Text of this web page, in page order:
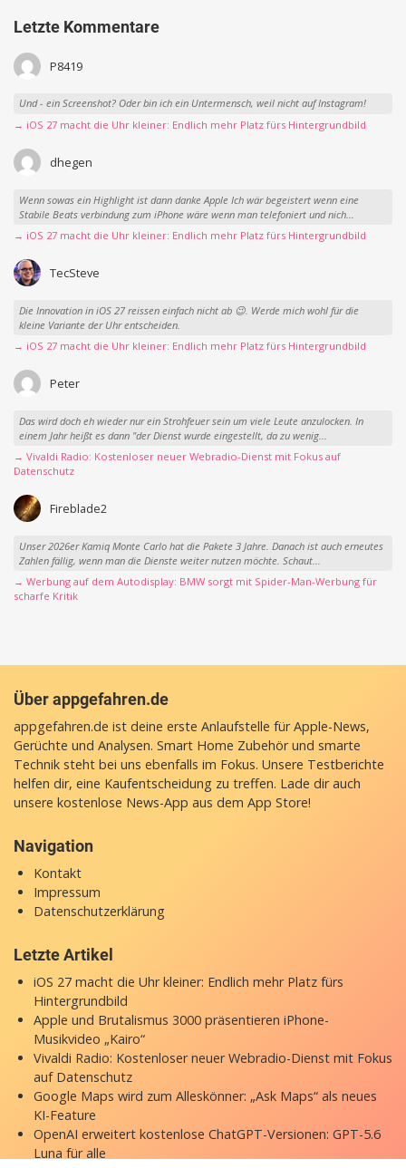
Letzte Kommentare
P8419
Und - ein Screenshot? Oder bin ich ein Untermensch, weil nicht auf Instagram!
→ iOS 27 macht die Uhr kleiner: Endlich mehr Platz fürs Hintergrundbild
dhegen
Wenn sowas ein Highlight ist dann danke Apple Ich wär begeistert wenn eine
Stabile Beats verbindung zum iPhone wäre wenn man telefoniert und nich...
→ iOS 27 macht die Uhr kleiner: Endlich mehr Platz fürs Hintergrundbild
TecSteve
Die Innovation in iOS 27 reissen einfach nicht ab 😉. Werde mich wohl für die
kleine Variante der Uhr entscheiden.
→ iOS 27 macht die Uhr kleiner: Endlich mehr Platz fürs Hintergrundbild
Peter
Das wird doch eh wieder nur ein Strohfeuer sein um viele Leute anzulocken. In
einem Jahr heißt es dann "der Dienst wurde eingestellt, da zu wenig...
→ Vivaldi Radio: Kostenloser neuer Webradio-Dienst mit Fokus auf
Datenschutz
Fireblade2
Unser 2026er Kamiq Monte Carlo hat die Pakete 3 Jahre. Danach ist auch erneutes
Zahlen fällig, wenn man die Dienste weiter nutzen möchte. Schaut...
→ Werbung auf dem Autodisplay: BMW sorgt mit Spider-Man-Werbung für
scharfe Kritik
Über appgefahren.de
appgefahren.de ist deine erste Anlaufstelle für Apple-News,
Gerüchte und Analysen. Smart Home Zubehör und smarte
Technik steht bei uns ebenfalls im Fokus. Unsere Testberichte
helfen dir, eine Kaufentscheidung zu treffen. Lade dir auch
unsere kostenlose News-App aus dem App Store!
Navigation
Kontakt
Impressum
Datenschutzerklärung
Letzte Artikel
iOS 27 macht die Uhr kleiner: Endlich mehr Platz fürs
Hintergrundbild
Apple und Brutalismus 3000 präsentieren iPhone-
Musikvideo „Kairo“
Vivaldi Radio: Kostenloser neuer Webradio-Dienst mit Fokus
auf Datenschutz
Google Maps wird zum Alleskönner: „Ask Maps“ als neues
KI-Feature
OpenAI erweitert kostenlose ChatGPT-Versionen: GPT-5.6
Luna für alle